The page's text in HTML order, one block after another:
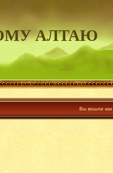
АЛТАЮ
Вы вошли как